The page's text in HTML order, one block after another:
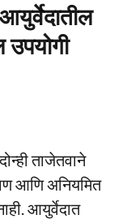
उपयोगी
ताजेतवाने
आणि अनियमित
आयुर्वेदात